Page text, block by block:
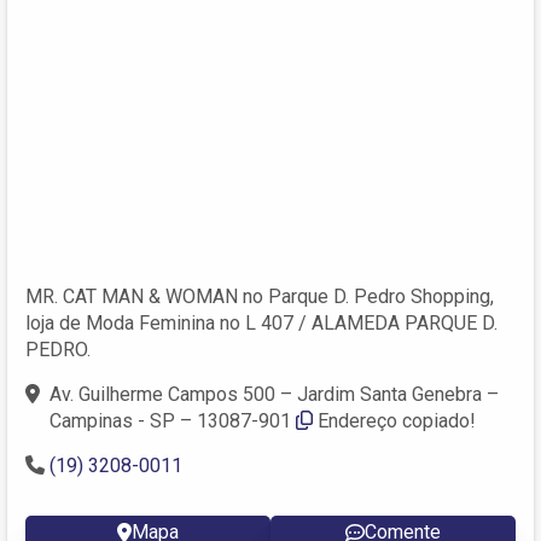
MR. CAT MAN & WOMAN no Parque D. Pedro Shopping,
loja de Moda Feminina no L 407 / ALAMEDA PARQUE D.
PEDRO.
Av. Guilherme Campos 500 – Jardim Santa Genebra –
Campinas - SP – 13087-901
Endereço copiado!
(19) 3208-0011
Mapa Comente